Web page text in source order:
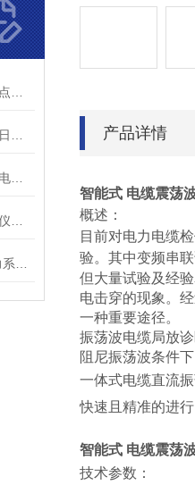
产品详情
智能式 电缆震荡
概述：
目前对电力电缆
验。其中变频串
但大量试验及经
电击穿的现象。
一种重要途径。
振荡波电缆局放
阻尼振荡波条件
一体式电缆直流
快速且精准的进
智能式 电缆震荡
技术参数：